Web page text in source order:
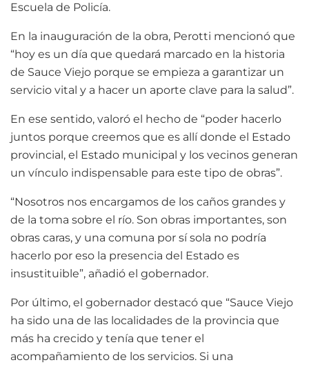
Escuela de Policía.
En la inauguración de la obra, Perotti mencionó que
“hoy es un día que quedará marcado en la historia
de Sauce Viejo porque se empieza a garantizar un
servicio vital y a hacer un aporte clave para la salud”.
En ese sentido, valoró el hecho de “poder hacerlo
juntos porque creemos que es allí donde el Estado
provincial, el Estado municipal y los vecinos generan
un vínculo indispensable para este tipo de obras”.
“Nosotros nos encargamos de los caños grandes y
de la toma sobre el río. Son obras importantes, son
obras caras, y una comuna por sí sola no podría
hacerlo por eso la presencia del Estado es
insustituible”, añadió el gobernador.
Por último, el gobernador destacó que “Sauce Viejo
ha sido una de las localidades de la provincia que
más ha crecido y tenía que tener el
acompañamiento de los servicios. Si una